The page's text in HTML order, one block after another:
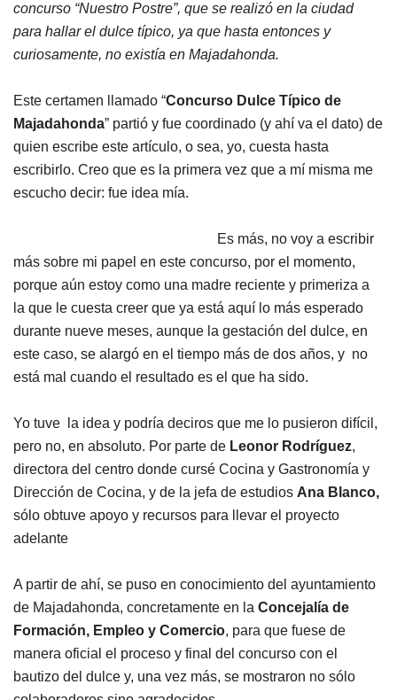
concurso “Nuestro Postre”, que se realizó en la ciudad
para hallar el dulce típico, ya que hasta entonces y
curiosamente, no existía en Majadahonda.
Este certamen llamado “Concurso Dulce Típico de
Majadahonda” partió y fue coordinado (y ahí va el dato) de
quien escribe este artículo, o sea, yo, cuesta hasta
escribirlo. Creo que es la primera vez que a mí misma me
escucho decir: fue idea mía.
Es más, no voy a escribir
más sobre mi papel en este concurso, por el momento,
porque aún estoy como una madre reciente y primeriza a
la que le cuesta creer que ya está aquí lo más esperado
durante nueve meses, aunque la gestación del dulce, en
este caso, se alargó en el tiempo más de dos años, y no
está mal cuando el resultado es el que ha sido.
Yo tuve la idea y podría deciros que me lo pusieron difícil,
pero no, en absoluto. Por parte de Leonor Rodríguez,
directora del centro donde cursé Cocina y Gastronomía y
Dirección de Cocina, y de la jefa de estudios Ana Blanco,
sólo obtuve apoyo y recursos para llevar el proyecto
adelante
A partir de ahí, se puso en conocimiento del ayuntamiento
de Majadahonda, concretamente en la Concejalía de
Formación, Empleo y Comercio, para que fuese de
manera oficial el proceso y final del concurso con el
bautizo del dulce y, una vez más, se mostraron no sólo